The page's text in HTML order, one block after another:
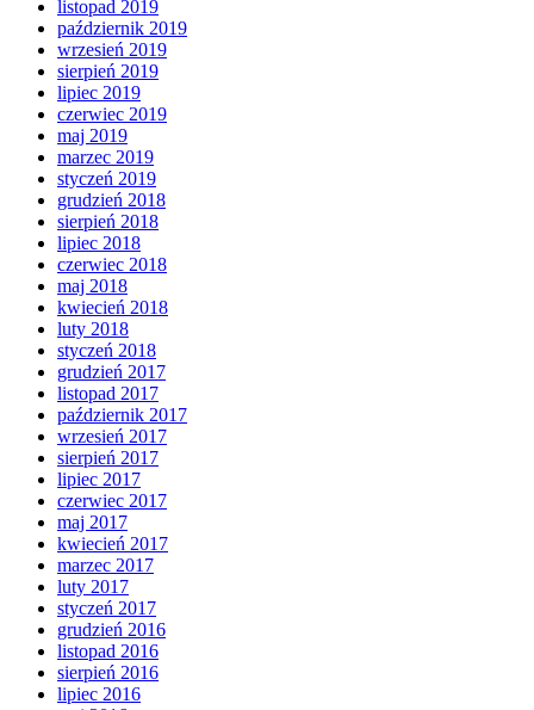
listopad 2019
październik 2019
wrzesień 2019
sierpień 2019
lipiec 2019
czerwiec 2019
maj 2019
marzec 2019
styczeń 2019
grudzień 2018
sierpień 2018
lipiec 2018
czerwiec 2018
maj 2018
kwiecień 2018
luty 2018
styczeń 2018
grudzień 2017
listopad 2017
październik 2017
wrzesień 2017
sierpień 2017
lipiec 2017
czerwiec 2017
maj 2017
kwiecień 2017
marzec 2017
luty 2017
styczeń 2017
grudzień 2016
listopad 2016
sierpień 2016
lipiec 2016